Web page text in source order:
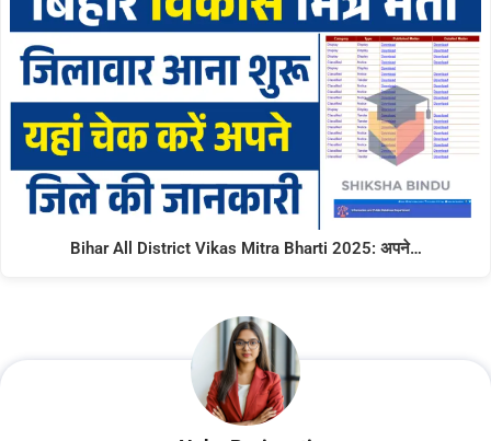
Bihar All District Vikas Mitra Bharti 2025: अपने…